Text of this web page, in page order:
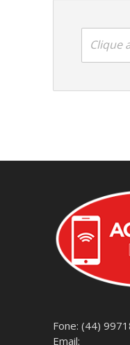
Clique
Fone: (44)
Email: